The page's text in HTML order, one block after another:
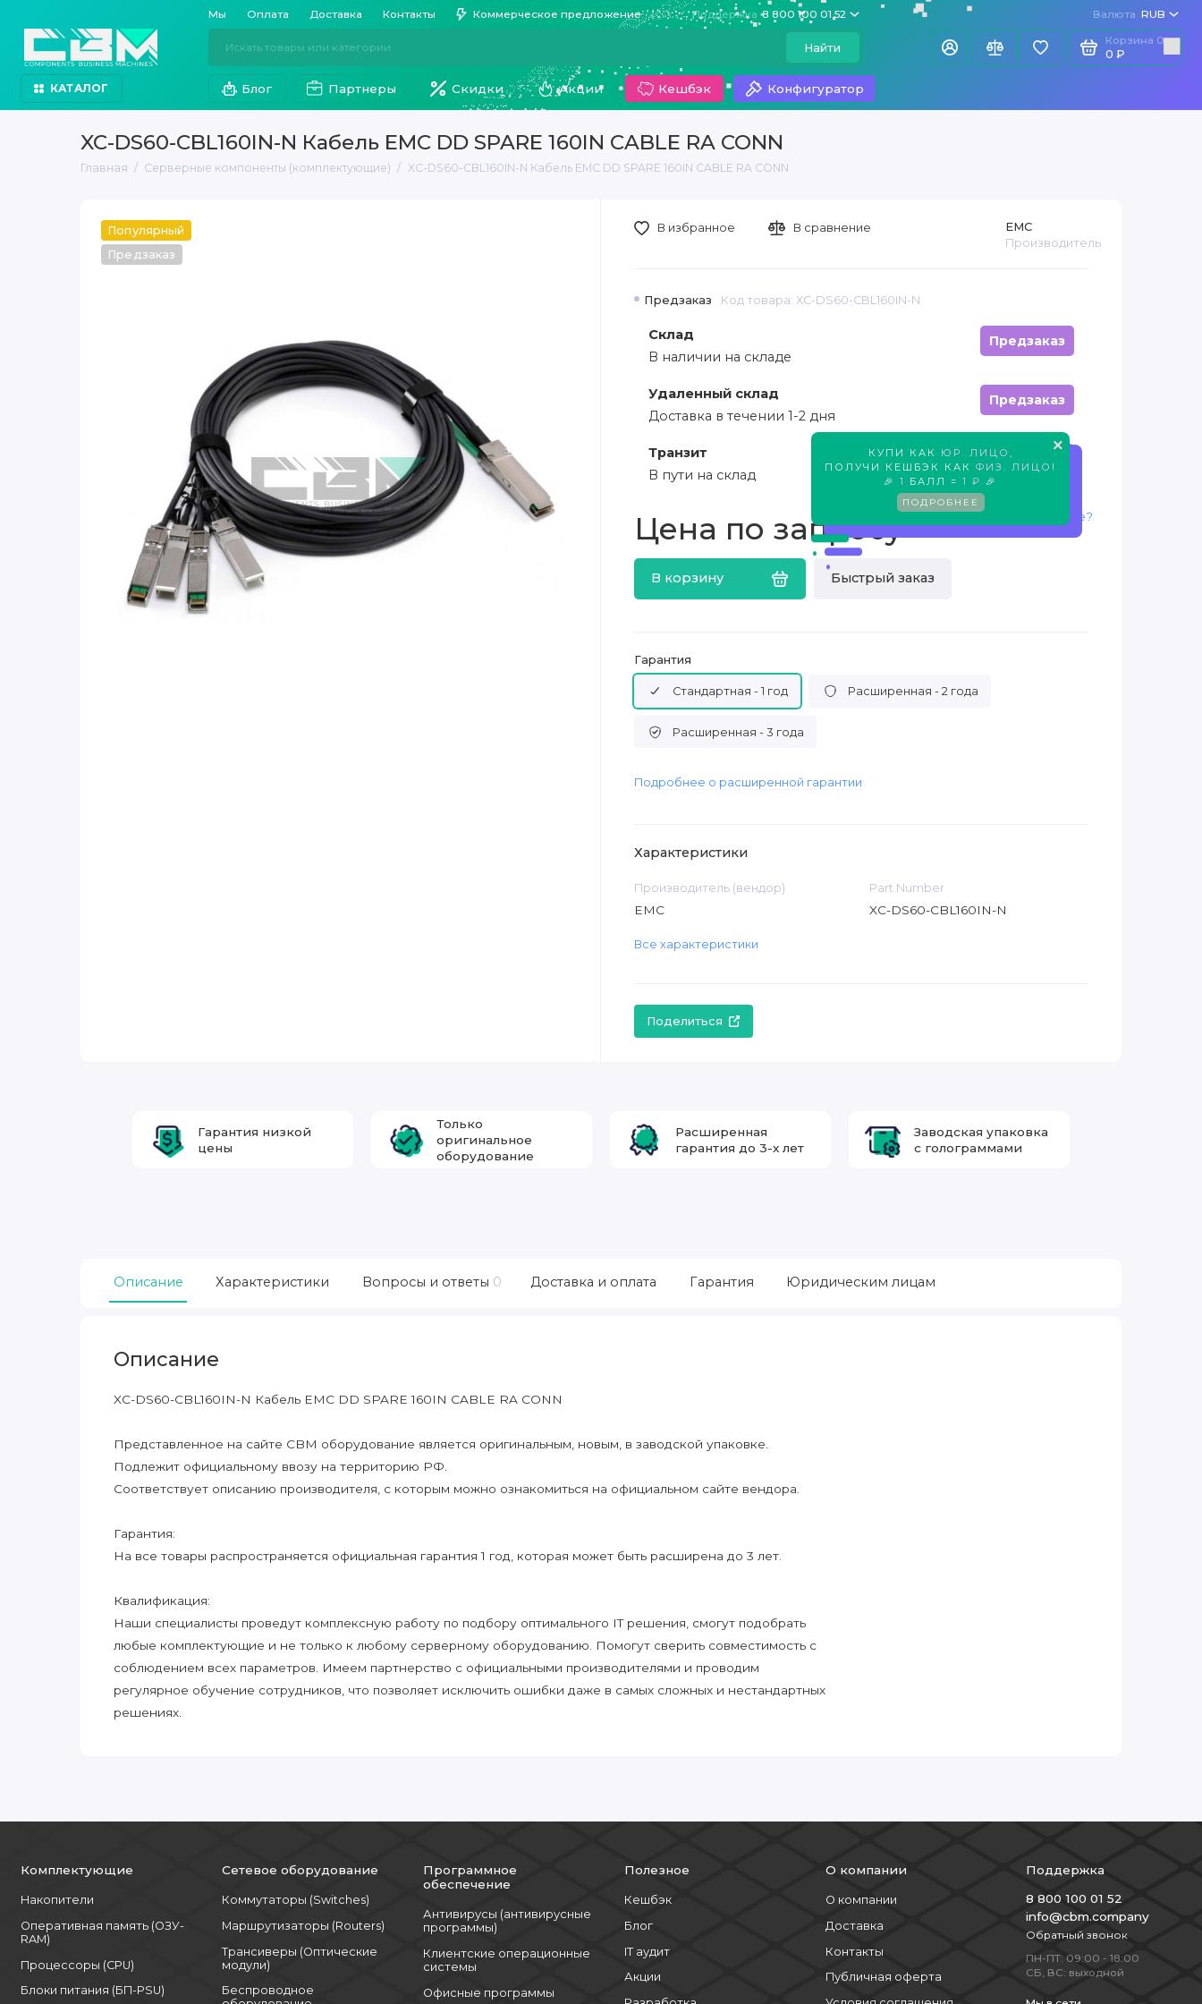
Мы Оплата Доставка Контакты Коммерческое предложение Поддержка 8 800 100 01 52 Валюта RUB
Найти
Корзина 0
0 ₽
КАТАЛОГ Блог Партнеры Скидки Акции Кешбэк Конфигуратор
XC-DS60-CBL160IN-N Кабель EMC DD SPARE 160IN CABLE RA CONN
Главная Серверные компоненты (комплектующие) XC-DS60-CBL160IN-N Кабель EMC DD SPARE 160IN CABLE RA CONN
Популярный
Предзаказ
×
КУПИ КАК ЮР. ЛИЦО
ПОЛУЧИ КЕШБЭК КАК ФИЗ. ЛИЦО !
🎉 1 БАЛЛ = 1 ₽ 🎉
ПОДРОБНЕЕ
Предзаказ Код товара: XC-DS60-CBL160IN-N
EMC
Производитель
Склад
Предзаказ
В наличии на складе
Удаленный склад
Предзаказ
Доставка в течении 1-2 дня
Транзит
Предзаказ
В пути на склад
Цена по запросу
В корзину Быстрый заказ
Нашли дешевле?
В избранное В сравнение
Гарантия
Стандартная - 1 год Расширенная - 2 года
Расширенная - 3 года
Подробнее о расширенной гарантии
Характеристики
Производитель (вендор)
EMC
Part Number
XC-DS60-CBL160IN-N
Все характеристики
Поделиться
Гарантия низкой
цены
Только
оригинальное
оборудование
Расширенная
гарантия до 3-х лет
Заводская упаковка
с голограммами
Описание Характеристики Вопросы и ответы 0 Доставка и оплата Гарантия Юридическим лицам
Описание
XC-DS60-CBL160IN-N Кабель EMC DD SPARE 160IN CABLE RA CONN
Представленное на сайте CBM оборудование является оригинальным, новым, в заводской упаковке.
Подлежит официальному ввозу на территорию РФ.
Соответствует описанию производителя, с которым можно ознакомиться на официальном сайте вендора.
Гарантия:
На все товары распространяется официальная гарантия 1 год, которая может быть расширена до 3 лет.
Квалификация:
Наши специалисты проведут комплексную работу по подбору оптимального IT решения, смогут подобрать
любые комплектующие и не только к любому серверному оборудованию. Помогут сверить совместимость с
соблюдением всех параметров. Имеем партнерство с официальными производителями и проводим
регулярное обучение сотрудников, что позволяет исключить ошибки даже в самых сложных и нестандартных
решениях.
Комплектующие
Накопители
Оперативная память (ОЗУ-
RAM)
Процессоры (CPU)
Блоки питания (БП-PSU)
Сетевое оборудование
Коммутаторы (Switches)
Маршрутизаторы (Routers)
Трансиверы (Оптические
модули)
Беспроводное
Программное
обеспечение
Антивирусы (антивирусные
программы)
Клиентские операционные
системы
Офисные программы
Полезное
Кешбэк
Блог
IT аудит
Акции
О компании
О компании
Доставка
Контакты
Публичная оферта
Поддержка
8 800 100 01 52
info@cbm.company
Обратный звонок
ПН-ПТ: 09:00 - 18:00
СБ, ВС: выходной